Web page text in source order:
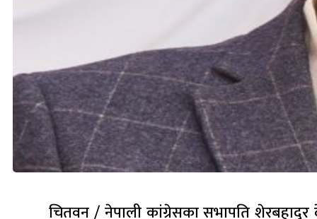
चितवन / नेपाली कांग्रेसका सभापति